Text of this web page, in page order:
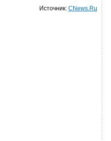
Источник: CNews.Ru